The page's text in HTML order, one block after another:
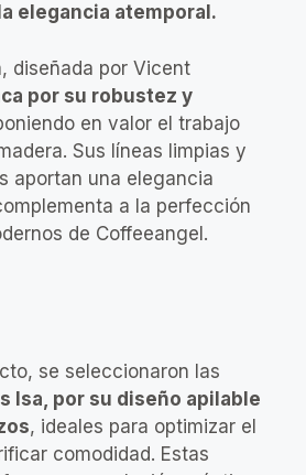
elegancia atemporal.
diseñada por Vicent
por su robustez y
en valor el trabajo
Sus líneas limpias y
aportan una elegancia
a la perfección
de Coffeeangel.
se seleccionaron las
Isa, por su diseño apilable
, ideales para optimizar el
comodidad. Estas